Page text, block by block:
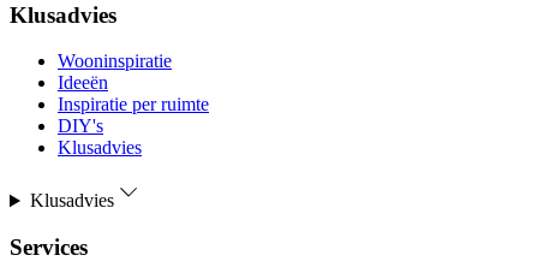
Klusadvies
Wooninspiratie
Ideeën
Inspiratie per ruimte
DIY's
Klusadvies
Klusadvies
Services